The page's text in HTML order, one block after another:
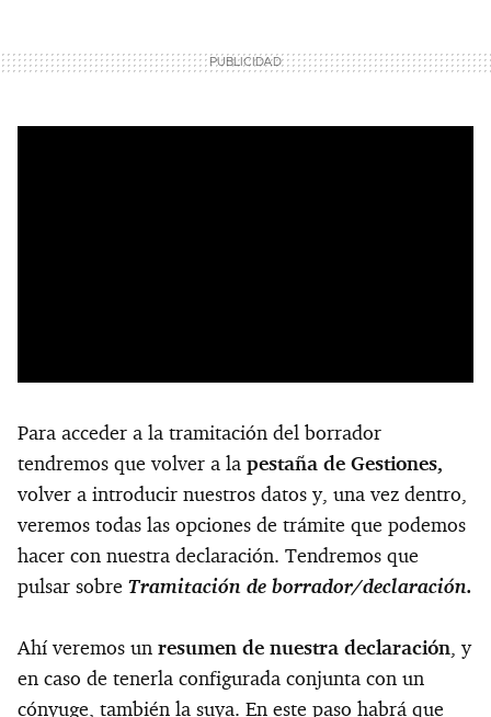
Para acceder a la tramitación del borrador
tendremos que volver a la pestaña de Gestiones,
volver a introducir nuestros datos y, una vez dentro,
veremos todas las opciones de trámite que podemos
hacer con nuestra declaración. Tendremos que
pulsar sobre Tramitación de borrador/declaración.
Ahí veremos un resumen de nuestra declaración, y
en caso de tenerla configurada conjunta con un
cónyuge, también la suya. En este paso habrá que